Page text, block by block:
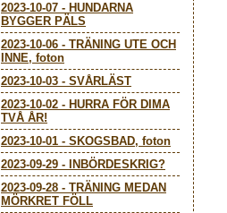
2023-10-07 - HUNDARNA
BYGGER PÄLS
2023-10-06 - TRÄNING UTE OCH
INNE, foton
2023-10-03 - SVÅRLÄST
2023-10-02 - HURRA FÖR DIMA
TVÅ ÅR!
2023-10-01 - SKOGSBAD, foton
2023-09-29 -
INBÖRDESKRIG?
2023-09-28 - TRÄNING MEDAN
MÖRKRET FÖLL